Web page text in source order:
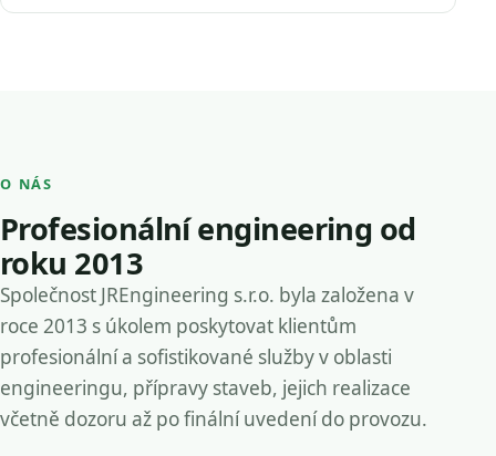
O NÁS
Profesionální engineering od
roku 2013
Společnost JREngineering s.r.o. byla založena v
roce 2013 s úkolem poskytovat klientům
profesionální a sofistikované služby v oblasti
engineeringu, přípravy staveb, jejich realizace
včetně dozoru až po finální uvedení do provozu.